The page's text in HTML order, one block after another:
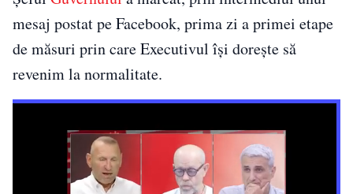
mesaj postat pe Facebook, prima zi a primei etape
de măsuri prin care Executivul își dorește să
revenim la normalitate.